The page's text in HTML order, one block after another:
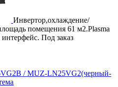
Инвертор,охлаждение/
помещения 61 м2.Plasma
Под заказ
/ MUZ-LN25VG2(черный-